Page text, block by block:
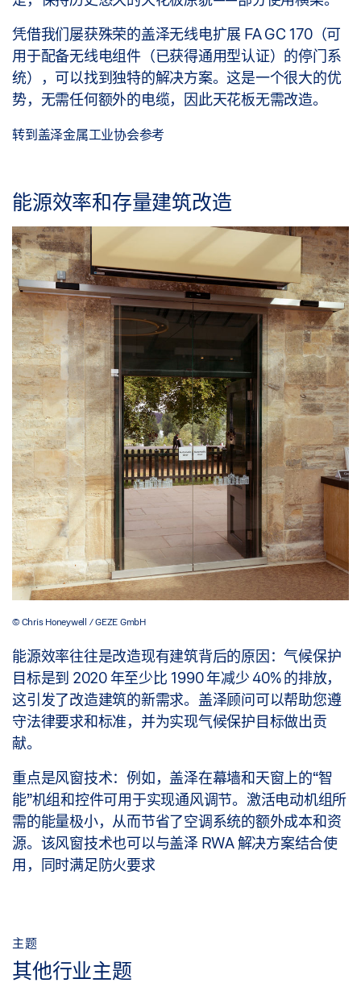
凭借我们屡获殊荣的盖泽无线电扩展 FA GC 170（可
用于配备无线电组件（已获得通用型认证）的停门系
统），可以找到独特的解决方案。这是一个很大的优
势，无需任何额外的电缆，因此天花板无需改造。
转到盖泽金属工业协会参考
能源效率和存量建筑改造
© Chris Honeywell / GEZE GmbH
能源效率往往是改造现有建筑背后的原因：气候保护
目标是到 2020 年至少比 1990 年减少 40% 的排放，
这引发了改造建筑的新需求。盖泽顾问可以帮助您遵
守法律要求和标准，并为实现气候保护目标做出贡
献。
重点是风窗技术：例如，盖泽在幕墙和天窗上的“智
能”机组和控件可用于实现通风调节。激活电动机组所
需的能量极小，从而节省了空调系统的额外成本和资
源。该风窗技术也可以与盖泽 RWA 解决方案结合使
用，同时满足防火要求
主题
其他行业主题